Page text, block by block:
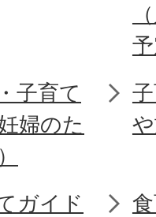
子育て
婦のた
ガイド